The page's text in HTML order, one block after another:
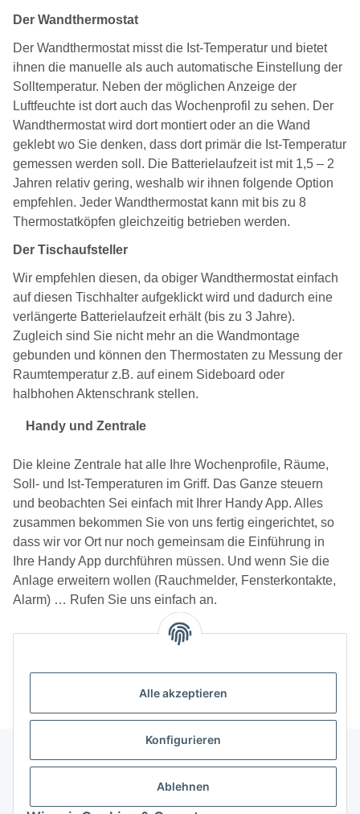
Alle akzeptieren
Konfigurieren
Ablehnen
Der Wandthermostat
Der Wandthermostat misst die Ist-Temperatur und bietet
ihnen die manuelle als auch automatische Einstellung der
Solltemperatur. Neben der möglichen Anzeige der
Luftfeuchte ist dort auch das Wochenprofil zu sehen. Der
Wandthermostat wird dort montiert oder an die Wand
geklebt wo Sie denken, dass dort primär die Ist-Temperatur
gemessen werden soll. Die Batterielaufzeit ist mit 1,5 – 2
Jahren relativ gering, weshalb wir ihnen folgende Option
empfehlen. Jeder Wandthermostat kann mit bis zu 8
Thermostatköpfen gleichzeitig betrieben werden.
Der Tischaufsteller
Wir empfehlen diesen, da obiger Wandthermostat einfach
auf diesen Tischhalter aufgeklickt wird und dadurch eine
verlängerte Batterielaufzeit erhält (bis zu 3 Jahre).
Zugleich sind Sie nicht mehr an die Wandmontage
gebunden und können den Thermostaten zu Messung der
Raumtemperatur z.B. auf einem Sideboard oder
halbhohen Aktenschrank stellen.
Handy und Zentrale
Die kleine Zentrale hat alle Ihre Wochenprofile, Räume,
Soll- und Ist-Temperaturen im Griff. Das Ganze steuern
und beobachten Sei einfach mit Ihrer Handy App. Alles
zusammen bekommen Sie von uns fertig eingerichtet, so
dass wir vor Ort nur noch gemeinsam die Einführung in
Ihre Handy App durchführen müssen. Und wenn Sie die
Anlage erweitern wollen (Rauchmelder, Fensterkontakte,
Alarm) … Rufen Sie uns einfach an.